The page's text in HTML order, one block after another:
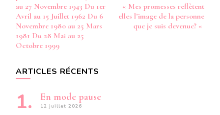
au 27 Novembre 1943 Du 1er
Avril au 15 Juillet 1962 Du 6
Novembre 1980 au 25 Mars
1981 Du 28 Mai au 25
Octobre 1999
« Mes promesses reflètent
elles l’image de la personne
que je suis devenue? «
ARTICLES RÉCENTS
En mode pause
12 juillet 2026